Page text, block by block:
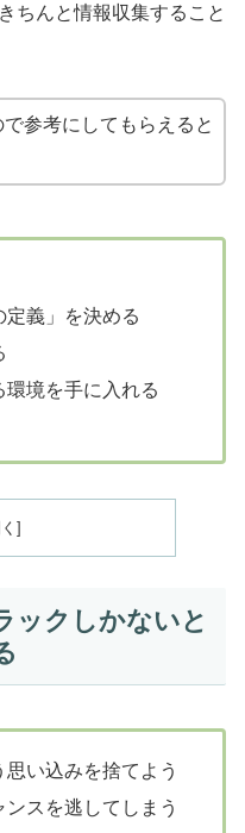
ちんと情報収集すること
参考にしてもらえると
定義」を決める
環境を手に入れる
ックしかないと
い込みを捨てよう
スを逃してしまう